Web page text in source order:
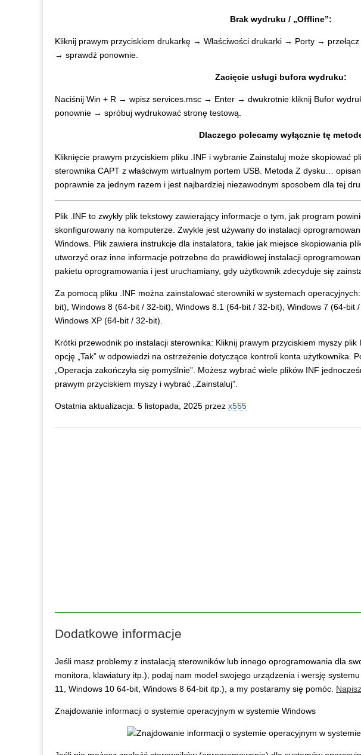
Brak wydruku / „Offline”:
Kliknij prawym przyciskiem drukarkę → Właściwości drukarki → Porty →
→ sprawdź ponownie.
Zacięcie usługi bufora wydruku:
Naciśnij Win + R → wpisz services.msc → Enter → dwukrotnie kliknij Bufor
ponownie → spróbuj wydrukować stronę testową.
Dlaczego polecamy wyłącznie tę
Kliknięcie prawym przyciskiem pliku .INF i wybranie Zainstaluj może skopiować
sterownika CAPT z właściwym wirtualnym portem USB. Metoda Z dysku…
poprawnie za jednym razem i jest najbardziej niezawodnym sposobem dla tej
Plik .INF to zwykły plik tekstowy zawierający informacje o tym, jak program
skonfigurowany na komputerze. Zwykle jest używany do instalacji
Windows. Plik zawiera instrukcje dla instalatora, takie jak miejsce skopiowania
utworzyć oraz inne informacje potrzebne do prawidłowej instalacji
pakietu oprogramowania i jest uruchamiany, gdy użytkownik zdecyduje się
Za pomocą pliku .INF można zainstalować sterowniki w systemach
bit), Windows 8 (64-bit / 32-bit), Windows 8.1 (64-bit / 32-bit), Windows 7 (64-bit
Windows XP (64-bit / 32-bit).
Krótki przewodnik po instalacji sterownika: Kliknij prawym przyciskiem myszy plik
opcję „Tak” w odpowiedzi na ostrzeżenie dotyczące kontroli konta użytkownika.
„Operacja zakończyła się pomyślnie”. Możesz wybrać wiele plików INF
prawym przyciskiem myszy i wybrać „Zainstaluj”.
Ostatnia aktualizacja: 5 listopada, 2025 przez x555
Dodatkowe informacje
Jeśli masz problemy z instalacją sterowników lub innego oprogramowania dla
monitora, klawiatury itp.), podaj nam model swojego urządzenia i wersję
11, Windows 10 64-bit, Windows 8 64-bit itp.), a my postaramy się pomóc.
Znajdowanie informacji o systemie operacyjnym w systemie Windows